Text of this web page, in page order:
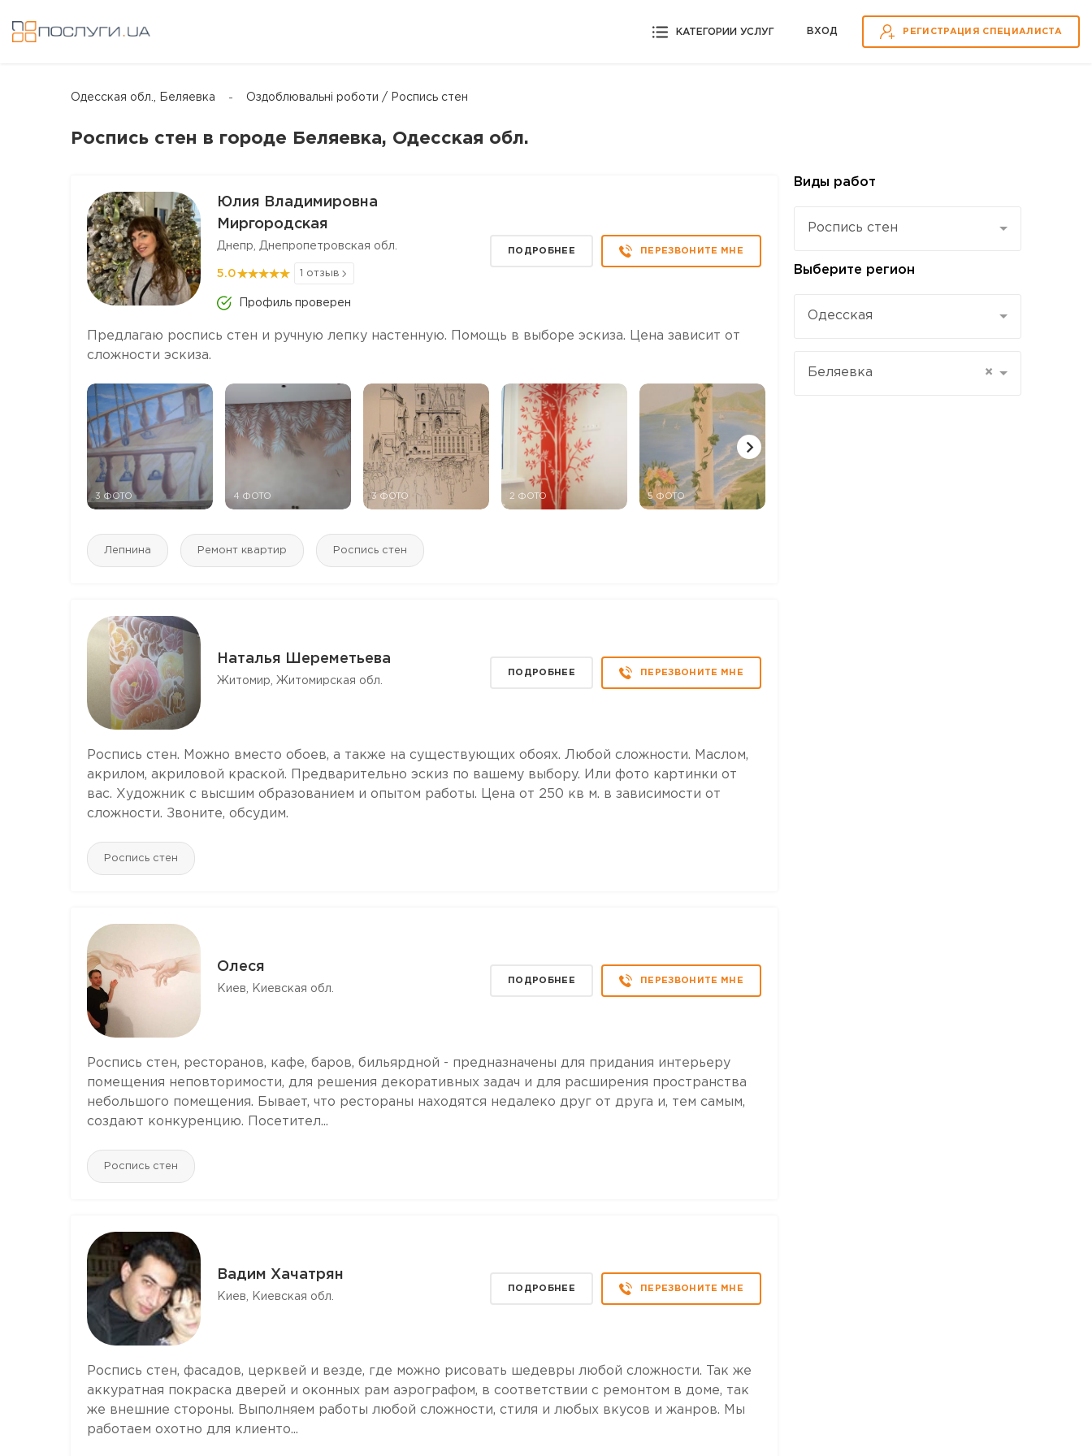
КАТЕГОРИИ УСЛУГ ВХOД РЕГИСТРАЦИЯ СПЕЦИАЛИСТА
Одесская обл., Беляевка Оздоблювальні роботи / Роспись стен
Роспись стен в городе Беляевка, Одесская обл.
Юлия Владимировна
Миргородская
Днепр, Днепропетровская обл.
5.0 1 отзыв
Профиль проверен
ПОДРОБНЕЕ ПЕРЕЗВОНИТЕ МНЕ
Предлагаю роспись стен и ручную лепку настенную. Помощь в выборе эскиза. Цена зависит от
сложности эскиза.
3 ФОТО 4 ФОТО 3 ФОТО 2 ФОТО 5 ФОТО
Лепнина Ремонт квартир Роспись стен
Наталья Шереметьева
Житомир, Житомирская обл.
ПОДРОБНЕЕ ПЕРЕЗВОНИТЕ МНЕ
Роспись стен. Можно вместо обоев, а также на существующих обоях. Любой сложности. Маслом,
акрилом, акриловой краской. Предварительно эскиз по вашему выбору. Или фото картинки от
вас. Художник с высшим образованием и опытом работы. Цена от 250 кв м. в зависимости от
сложности. Звоните, обсудим.
Роспись стен
Олеся
Киев, Киевская обл.
ПОДРОБНЕЕ ПЕРЕЗВОНИТЕ МНЕ
Роспись стен, ресторанов, кафе, баров, бильярдной - предназначены для придания интерьеру
помещения неповторимости, для решения декоративных задач и для расширения пространства
небольшого помещения. Бывает, что рестораны находятся недалеко друг от друга и, тем самым,
создают конкуренцию. Посетител...
Роспись стен
Вадим Хачатрян
Киев, Киевская обл.
ПОДРОБНЕЕ ПЕРЕЗВОНИТЕ МНЕ
Роспись стен, фасадов, церквей и везде, где можно рисовать шедевры любой сложности. Так же
аккуратная покраска дверей и оконных рам аэрографом, в соответствии с ремонтом в доме, так
же внешние стороны. Выполняем работы любой сложности, стиля и любых вкусов и жанров. Мы
работаем охотно для клиенто...
Виды работ
Роспись стен
Выберите регион
Одесская
×
Беляевка